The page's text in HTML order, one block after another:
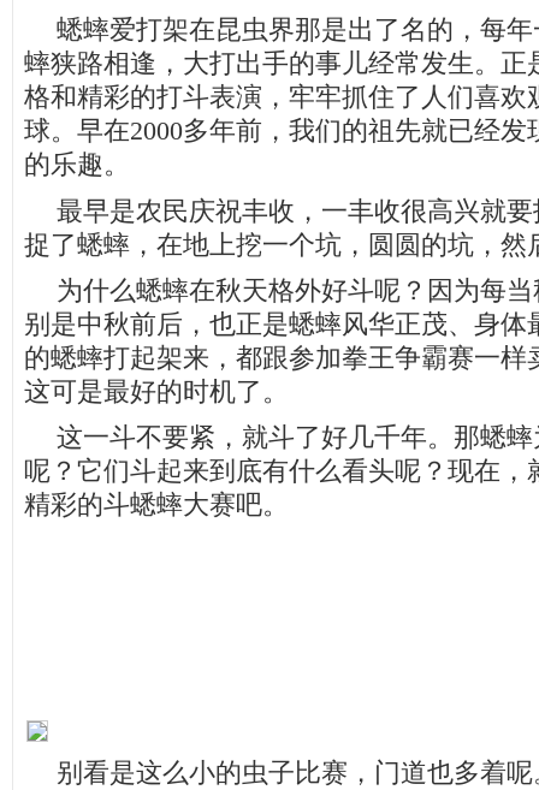
蟋蟀爱打架在昆虫界那是出了名的，每
蟀狭路相逢，大打出手的事儿经常发生。正
格和精彩的打斗表演，牢牢抓住了人们喜欢
球。早在2000多年前，我们的祖先就已经发
的乐趣。
最早是农民庆祝丰收，一丰收很高兴就
捉了蟋蟀，在地上挖一个坑，圆圆的坑，然
为什么蟋蟀在秋天格外好斗呢？因为每
别是中秋前后，也正是蟋蟀风华正茂、身体
的蟋蟀打起架来，都跟参加拳王争霸赛一样
这可是最好的时机了。
这一斗不要紧，就斗了好几千年。那蟋
呢？它们斗起来到底有什么看头呢？现在，
精彩的斗蟋蟀大赛吧。
别看是这么小的虫子比赛，门道也多着